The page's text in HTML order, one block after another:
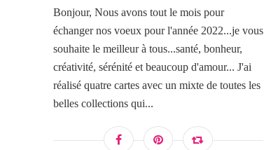
Bonjour, Nous avons tout le mois pour
échanger nos voeux pour l'année 2022...je vous
souhaite le meilleur à tous...santé, bonheur,
créativité, sérénité et beaucoup d'amour... J'ai
réalisé quatre cartes avec un mixte de toutes les
belles collections qui...